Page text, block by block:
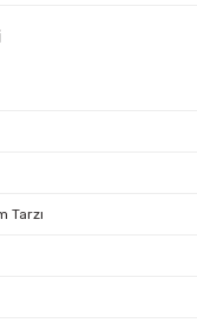
Tarzı